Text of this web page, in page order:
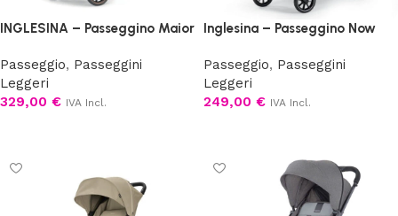
INGLESINA – Passeggino Maior
Passeggio, Passeggini
Leggeri
329,00 € IVA Incl.
Inglesina – Passeggino Now
Passeggio, Passeggini
Leggeri
249,00 € IVA Incl.